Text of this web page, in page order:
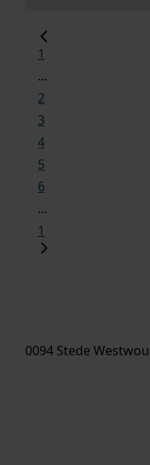
1
...
2
3
4
5
6
...
1
0094 Stede